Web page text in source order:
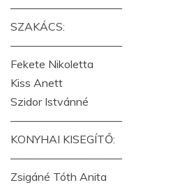
——————————
SZAKÁCS:
——————————
Fekete Nikoletta
Kiss Anett
Szidor Istvánné
——————————
KONYHAI KISEGÍTŐ:
——————————
Zsigáné Tóth Anita